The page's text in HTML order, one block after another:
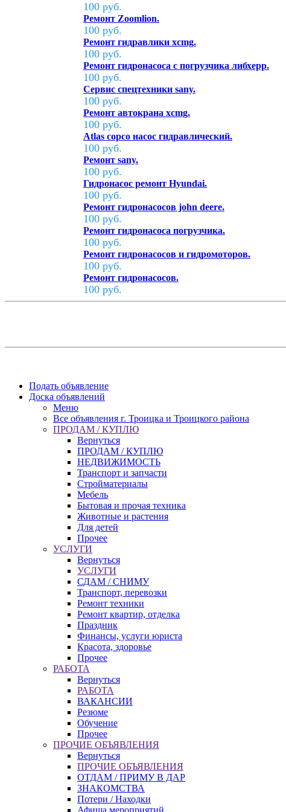
100 руб.
Ремонт Zoomlion.
100 руб.
Ремонт гидравлики xcmg.
100 руб.
Ремонт гидронасоса с погрузчика либхерр.
100 руб.
Сервис спецтехники sany.
100 руб.
Ремонт автокрана xcmg.
100 руб.
Atlas copco насос гидравлический.
100 руб.
Ремонт sany.
100 руб.
Гидронасос ремонт Hyundai.
100 руб.
Ремонт гидронасосов john deere.
100 руб.
Ремонт гидронасоса погрузчика.
100 руб.
Ремонт гидронасосов и гидромоторов.
100 руб.
Ремонт гидронасосов.
100 руб.
Подать объявление
Доска объявлений
Меню
Все объявления г. Троицка и Троицкого района
ПРОДАМ / КУПЛЮ
Вернуться
ПРОДАМ / КУПЛЮ
НЕДВИЖИМОСТЬ
Транспорт и запчасти
Стройматериалы
Мебель
Бытовая и прочая техника
Животные и растения
Для детей
Прочее
УСЛУГИ
Вернуться
УСЛУГИ
СДАМ / СНИМУ
Транспорт, перевозки
Ремонт техники
Ремонт квартир, отделка
Праздник
Финансы, услуги юриста
Красота, здоровье
Прочее
РАБОТА
Вернуться
РАБОТА
ВАКАНСИИ
Резюме
Обучение
Прочее
ПРОЧИЕ ОБЪЯВЛЕНИЯ
Вернуться
ПРОЧИЕ ОБЪЯВЛЕНИЯ
ОТДАМ / ПРИМУ В ДАР
ЗНАКОМСТВА
Потери / Находки
Афиша мероприятий